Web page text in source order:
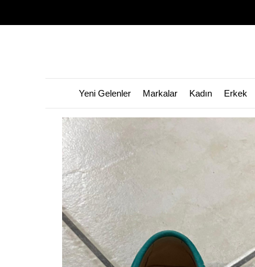
Yeni Gelenler Markalar Kadın Erkek